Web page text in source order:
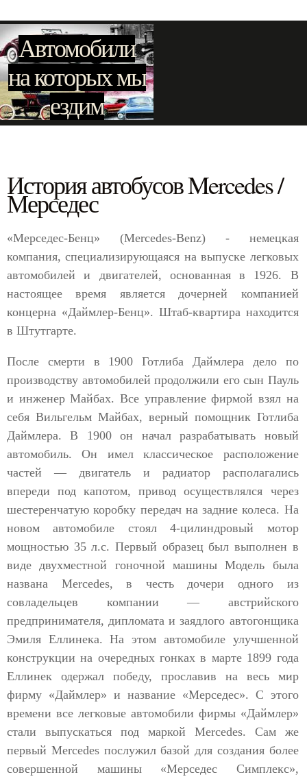
Автомобили
на которых мы
ездим
История автобусов Mercedes /
Мерседес
«Мерседес-Бенц» (Mercedes-Benz) - немецкая
компания, специализирующаяся на выпуске легковых
автомобилей и двигателей, основанная в 1926. В
настоящее время является дочерней компанией
концерна «Даймлер-Бенц». Штаб-квартира находится
в Штутгарте.
После смерти в 1900 Готлиба Даймлера дело по
производству автомобилей продолжили его сын Пауль
и инженер Майбах. Все управление фирмой взял на
себя Вильгельм Майбах, верный помощник Готлиба
Даймлера. В 1900 он начал разрабатывать новый
автомобиль. Он имел классическое расположение
частей — двигатель и радиатор располагались
впереди под капотом, привод осуществлялся через
шестеренчатую коробку передач на задние колеса. На
новом автомобиле стоял 4-цилиндровый мотор
мощностью 35 л.с. Первый образец был выполнен в
виде двухместной гоночной машины Модель была
названа Mercedes, в честь дочери одного из
совладельцев компании — австрийского
предпринимателя, дипломата и заядлого автогонщика
Эмиля Еллинека. На этом автомобиле улучшенной
конструкции на очередных гонках в марте 1899 года
Еллинек одержал победу, прославив на весь мир
фирму «Даймлер» и название «Мерседес». С этого
времени все легковые автомобили фирмы «Даймлер»
стали выпускаться под маркой Mercedes. Сам же
первый Mercedes послужил базой для создания более
совершенной машины «Мерседес Симплекс»,